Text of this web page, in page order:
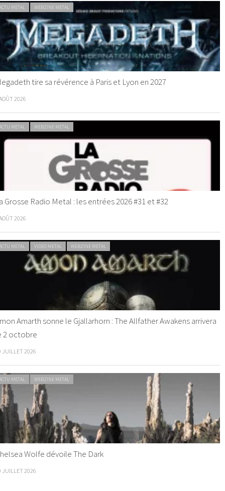
METAL WEBZINE METAL
tire sa révérence à Paris et Lyon en 2027
2026
METAL WEBZINE METAL
Grosse Radio Metal : les entrées 2026 #31 et #32
2026
METAL VIDEO METAL WEBZINE METAL
Amarth sonne le Gjallarhorn : The Allfather Awakens arrivera
2 octobre
JUILLET 2026
METAL WEBZINE METAL
Wolfe dévoile The Dark
JUILLET 2026